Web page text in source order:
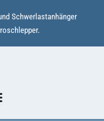
Schwerlastanhänger